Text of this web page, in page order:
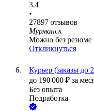
3.4
•
27897 отзывов
Мурманск
Можно без резюме
Откликнуться
Курьер (заказы до
до 190 000 ₽ за
Без опыта
Подработка